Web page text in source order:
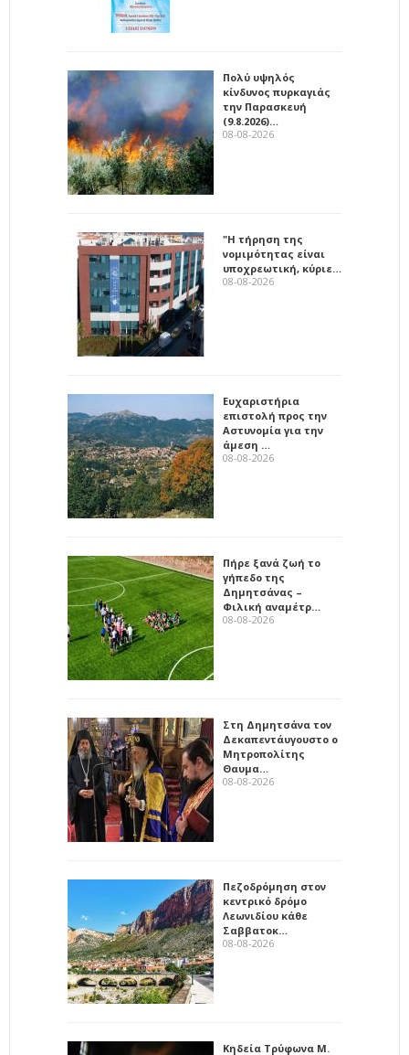
Πολύ υψηλός
κίνδυνος πυρκαγιάς
την Παρασκευή
(9.8.2026)…
08-08-2026
"Η τήρηση της
νομιμότητας είναι
υποχρεωτική, κύριε…
08-08-2026
Ευχαριστήρια
επιστολή προς την
Αστυνομία για την
άμεση …
08-08-2026
Πήρε ξανά ζωή το
γήπεδο της
Δημητσάνας –
Φιλική αναμέτρ…
08-08-2026
Στη Δημητσάνα τον
Δεκαπεντάυγουστο ο
Μητροπολίτης
Θαυμα…
08-08-2026
Πεζοδρόμηση στον
κεντρικό δρόμο
Λεωνιδίου κάθε
Σαββατοκ…
08-08-2026
Κηδεία Τρύφωνα Μ.